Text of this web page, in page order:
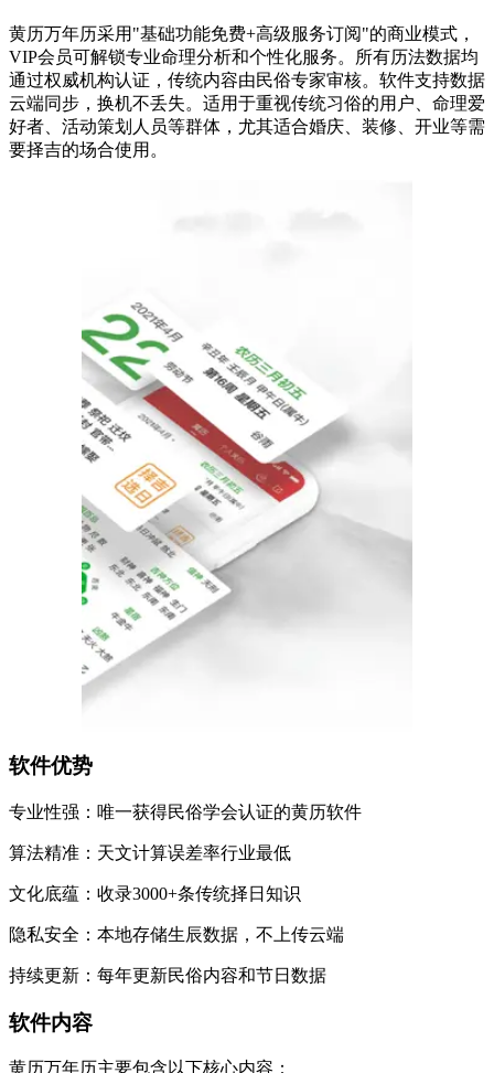
黄历万年历采用"基础功能免费+高级服务订阅"的商业模式，
VIP会员可解锁专业命理分析和个性化服务。所有历法数据均
通过权威机构认证，传统内容由民俗专家审核。软件支持数据
云端同步，换机不丢失。适用于重视传统习俗的用户、命理爱
好者、活动策划人员等群体，尤其适合婚庆、装修、开业等需
要择吉的场合使用。
软件优势
专业性强：唯一获得民俗学会认证的黄历软件
算法精准：天文计算误差率行业最低
文化底蕴：收录3000+条传统择日知识
隐私安全：本地存储生辰数据，不上传云端
持续更新：每年更新民俗内容和节日数据
软件内容
黄历万年历主要包含以下核心内容：